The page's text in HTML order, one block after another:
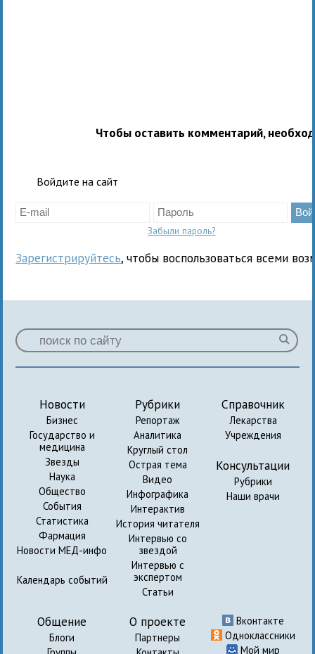
Чтобы оставить комментарий,
Войдите на сайт
Забыли пароль?
Зарегистрируйтесь, чтобы воспользоваться всеми
Новости
Бизнес
Государство и
медицина
Звезды
Наука
Общество
События
Статистика
Фармация
Новости МЕД-инфо
Календарь событий
Рубрики
Репортаж
Аналитика
Круглый стол
Острая тема
Видео
Инфографика
Интерактив
История читателя
Интервью со
звездой
Интервью с
экспертом
Статьи
Справочник
Лекарства
Учреждения
Консультации
Рубрики
Наши врачи
Общение
Блоги
О проекте
Партнеры
Вконтакте
Одноклассники
Мой мир